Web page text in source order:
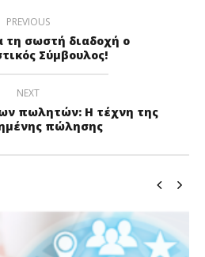
PREVIOUS
τη σωστή διαδοχή ο
Σύμβουλος!
NEXT
πωλητών: Η τέχνη της
πώλησης